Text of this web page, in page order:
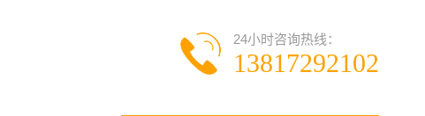
24小时咨询热线：
13817292102